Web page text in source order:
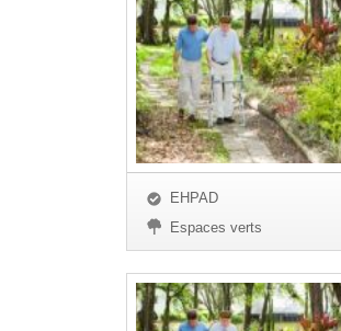
EHPAD
Espaces verts